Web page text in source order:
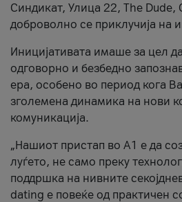
Синдикат, Улица 22, The Dude,
доброволно се приклучија на
Иницијативата имаше за цел
одговорно и безбедно
ера, особено во период кога
зголемена динамика на нови
комуникација.
„Нашиот пристап во А1 е да
луѓето, не само преку
поддршка на нивните
dating е повеќе од практичен